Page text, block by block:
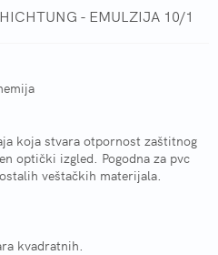
- EMULZIJA 10/1
koja stvara otpornost zaštitnog
optički izgled. Pogodna za pvc
veštačkih materijala.
kvadratnih.